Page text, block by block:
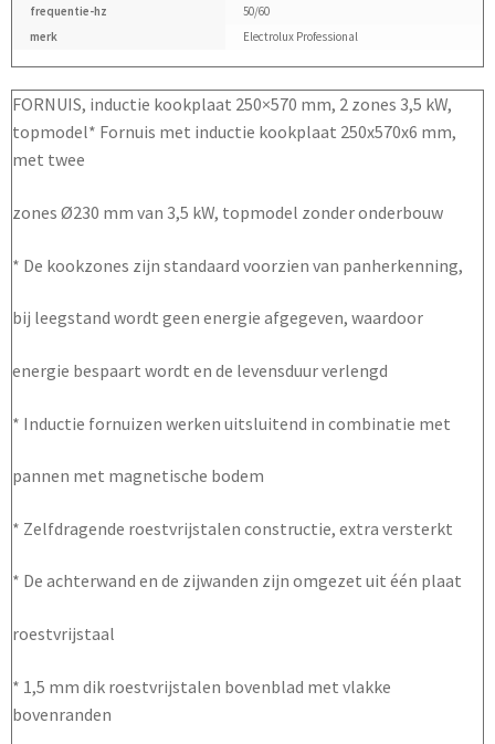
frequentie-hz
50/60
merk
Electrolux Professional
FORNUIS, inductie kookplaat 250×570 mm, 2 zones 3,5 kW,
topmodel* Fornuis met inductie kookplaat 250x570x6 mm,
met twee
zones Ø230 mm van 3,5 kW, topmodel zonder onderbouw
* De kookzones zijn standaard voorzien van panherkenning,
bij leegstand wordt geen energie afgegeven, waardoor
energie bespaart wordt en de levensduur verlengd
* Inductie fornuizen werken uitsluitend in combinatie met
pannen met magnetische bodem
* Zelfdragende roestvrijstalen constructie, extra versterkt
* De achterwand en de zijwanden zijn omgezet uit één plaat
roestvrijstaal
* 1,5 mm dik roestvrijstalen bovenblad met vlakke
bovenranden